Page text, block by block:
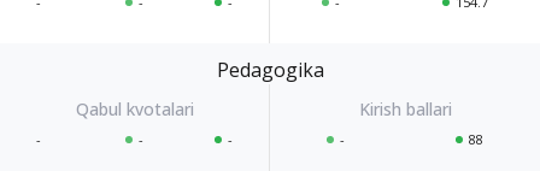
Pedagogika
- - - - 88